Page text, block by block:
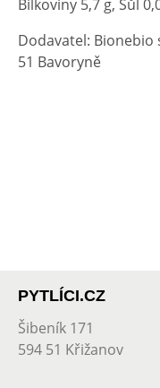
Bílkoviny 5,7 g, Sůl
Dodavatel: Bionebio
51 Bavoryně
PYTLÍCI.CZ
Šibeník 171
594 51 Křižanov